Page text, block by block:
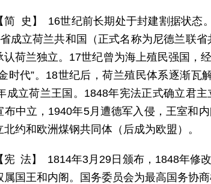
【简 史】 16世纪前长期处于封建割据状态
成立荷兰共和国（正式名称为尼德兰联
认荷兰独立。17世纪曾为海上殖民强国，
时代”。18世纪后，荷兰殖民体系逐渐瓦
成立荷兰王国。1848年宪法正式确立君
布中立，1940年5月遭德军入侵，王室和
北约和欧洲煤钢共同体（后成为欧盟）。
【宪 法】 1814年3月29日颁布，1848年修
属国王和内阁。国务委员会为最高国务协